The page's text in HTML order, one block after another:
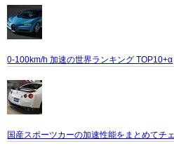
0-100km/h 加速の世界ランキング TOP10+α
国産スポーツカーの加速性能をまとめてチ